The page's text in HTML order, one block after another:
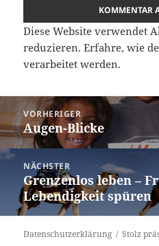
Diese Website verwendet
reduzieren.Erfahre, wie
verarbeitet werden.
Beitragsnavigation
VORHERIGER
Vorheriger
Beitrag:
Augen-Blicke
NÄCHSTER
Nächster
Beitrag:
Grenzenlos leben –
Lebendigkeit spüren
Datenschutzerklärung Stolz